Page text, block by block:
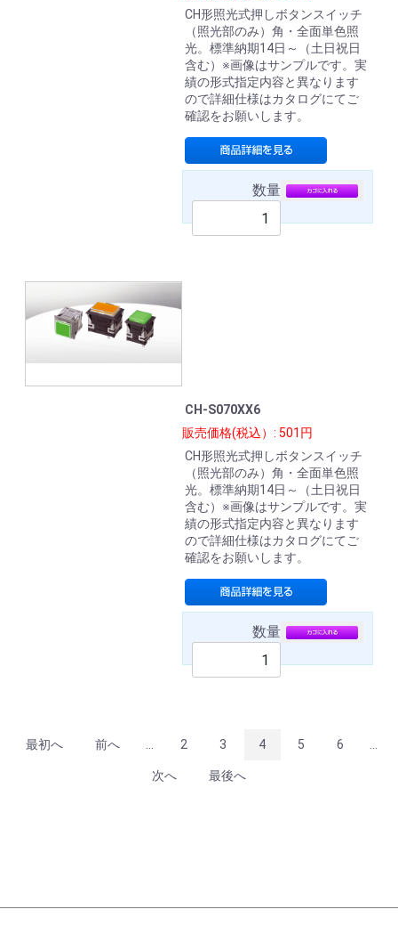
CH形照光式押しボタンスイッチ
（照光部のみ）角・全面単色照
光。標準納期14日～（土日祝日
含む）※画像はサンプルです。実
績の形式指定内容と異なります
ので詳細仕様はカタログにてご
確認をお願いします。
数量
CH-S070XX6
販売価格(税込）: 501円
CH形照光式押しボタンスイッチ
（照光部のみ）角・全面単色照
光。標準納期14日～（土日祝日
含む）※画像はサンプルです。実
績の形式指定内容と異なります
ので詳細仕様はカタログにてご
確認をお願いします。
数量
最初へ 前へ 2 3 4 5 6
次へ 最後へ